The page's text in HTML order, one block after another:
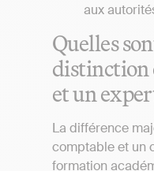
aux
Quelles
distinction
et un
La différence
comptable et un
formation